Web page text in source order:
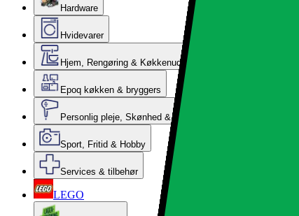
Hardware
Hvidevarer
Hjem, Rengøring & Køkkenudstyr
Epoq køkken & bryggers
Personlig pleje, Skønhed & Velvære
Sport, Fritid & Hobby
Services & tilbehør
LEGO